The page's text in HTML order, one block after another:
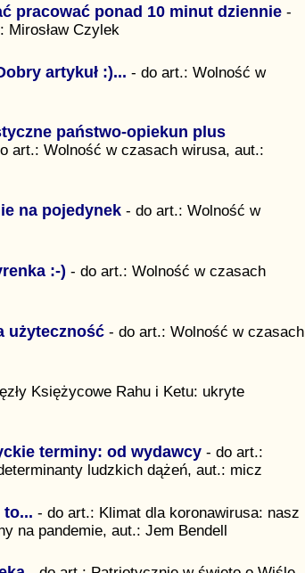
pracować ponad 10 minut dziennie -
Mirosław Czylek
artykuł :)... - do art.: Wolność w
państwo-opiekun plus
art.: Wolność w czasach wirusa, aut.:
na pojedynek - do art.: Wolność w
:-) - do art.: Wolność w czasach
użyteczność - do art.: Wolność w czasach
Księżycowe Rahu i Ketu: ukryte
terminy: od wydawcy - do art.:
ludzkich dążeń, aut.: micz
to... - do art.: Klimat dla koronawirusa: nasz
na pandemie, aut.: Jem Bendell